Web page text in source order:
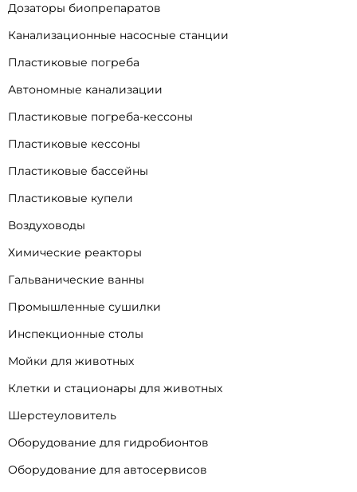
Дозаторы биопрепаратов
Канализационные насосные станции
Пластиковые погреба
Автономные канализации
Пластиковые погреба-кессоны
Пластиковые кессоны
Пластиковые бассейны
Пластиковые купели
Воздуховоды
Химические реакторы
Гальванические ванны
Промышленные сушилки
Инспекционные столы
Мойки для животных
Клетки и стационары для животных
Шерстеуловитель
Оборудование для гидробионтов
Оборудование для автосервисов